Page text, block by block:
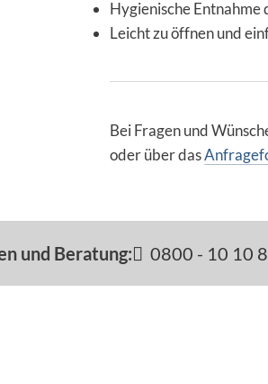
Hygienische
Leicht zu öffnen und
Bei Fragen und
oder über das
und Beratung: 0800 - 10 10